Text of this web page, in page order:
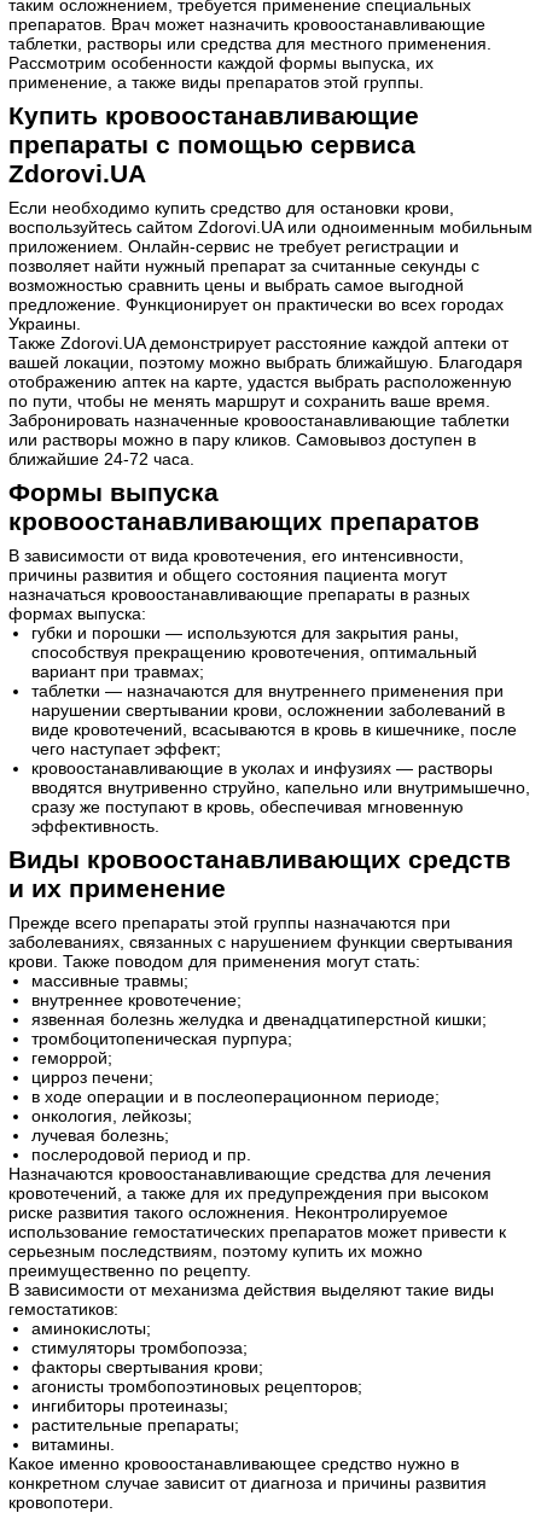
таким осложнением, требуется применение специальных
препаратов. Врач может назначить кровоостанавливающие
таблетки, растворы или средства для местного применения.
Рассмотрим особенности каждой формы выпуска, их
применение, а также виды препаратов этой группы.
Купить кровоостанавливающие
препараты с помощью сервиса
Zdorovi.UA
Если необходимо купить средство для остановки крови,
воспользуйтесь сайтом Zdorovi.UA или одноименным мобильным
приложением. Онлайн-сервис не требует регистрации и
позволяет найти нужный препарат за считанные секунды с
возможностью сравнить цены и выбрать самое выгодной
предложение. Функционирует он практически во всех городах
Украины.
Также Zdorovi.UA демонстрирует расстояние каждой аптеки от
вашей локации, поэтому можно выбрать ближайшую. Благодаря
отображению аптек на карте, удастся выбрать расположенную
по пути, чтобы не менять маршрут и сохранить ваше время.
Забронировать назначенные кровоостанавливающие таблетки
или растворы можно в пару кликов. Самовывоз доступен в
ближайшие 24-72 часа.
Формы выпуска
кровоостанавливающих препаратов
В зависимости от вида кровотечения, его интенсивности,
причины развития и общего состояния пациента могут
назначаться кровоостанавливающие препараты в разных
формах выпуска:
губки и порошки — используются для закрытия раны,
способствуя прекращению кровотечения, оптимальный
вариант при травмах;
таблетки — назначаются для внутреннего применения при
нарушении свертывании крови, осложнении заболеваний в
виде кровотечений, всасываются в кровь в кишечнике, после
чего наступает эффект;
кровоостанавливающие в уколах и инфузиях — растворы
вводятся внутривенно струйно, капельно или внутримышечно,
сразу же поступают в кровь, обеспечивая мгновенную
эффективность.
Виды кровоостанавливающих средств
и их применение
Прежде всего препараты этой группы назначаются при
заболеваниях, связанных с нарушением функции свертывания
крови. Также поводом для применения могут стать:
массивные травмы;
внутреннее кровотечение;
язвенная болезнь желудка и двенадцатиперстной кишки;
тромбоцитопеническая пурпура;
геморрой;
цирроз печени;
в ходе операции и в послеоперационном периоде;
онкология, лейкозы;
лучевая болезнь;
послеродовой период и пр.
Назначаются кровоостанавливающие средства для лечения
кровотечений, а также для их предупреждения при высоком
риске развития такого осложнения. Неконтролируемое
использование гемостатических препаратов может привести к
серьезным последствиям, поэтому купить их можно
преимущественно по рецепту.
В зависимости от механизма действия выделяют такие виды
гемостатиков:
аминокислоты;
стимуляторы тромбопоэза;
факторы свертывания крови;
агонисты тромбопоэтиновых рецепторов;
ингибиторы протеиназы;
растительные препараты;
витамины.
Какое именно кровоостанавливающее средство нужно в
конкретном случае зависит от диагноза и причины развития
кровопотери.